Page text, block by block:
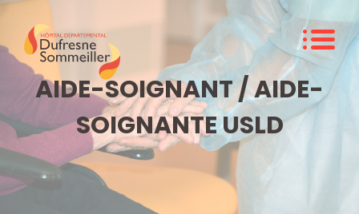
AIDE-SOIGNANT / AIDE-
SOIGNANTE USLD